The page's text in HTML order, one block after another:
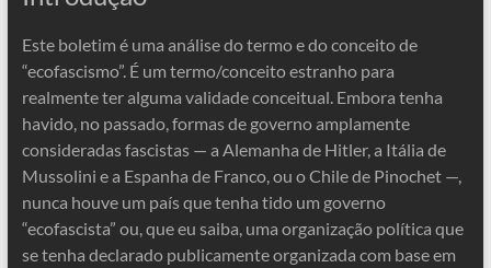
Este boletim é uma análise do termo e do conceito de
“ecofascismo”. É um termo/conceito estranho para
realmente ter alguma validade conceitual. Embora tenha
havido, no passado, formas de governo amplamente
consideradas fascistas — a Alemanha de Hitler, a Itália de
Mussolini e a Espanha de Franco, ou o Chile de Pinochet —,
nunca houve um país que tenha tido um governo
“ecofascista” ou, que eu saiba, uma organização política que
se tenha declarado publicamente organizada com base em